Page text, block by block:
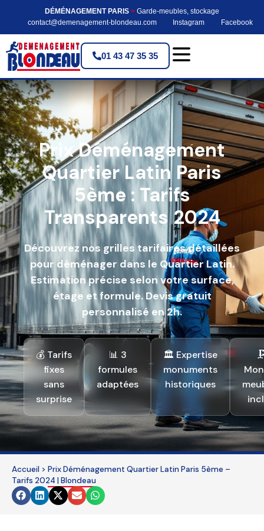
DÉMÉNAGEMENT PARIS > Garde-meubles, stockage
contact@demenagement-blondeau.com
Instagram Facebook
01 43 47 35 35
Prix Déménagement
Quartier Latin Paris
5ème : Tarifs
Transparents 2024
Découvrez nos grilles tarifaires détaillées
pour déménager dans le Quartier Latin.
Estimation précise selon votre surface,
étage et formule. Devis gratuit
personnalisé en 2h.
💰 Tarifs
fixes
sans
surprise
📊 3
formules
adaptées
🏛️ Expertise
monuments
historiques
Accueil > Prix Déménagement Quartier Latin Paris 5ème –
Tarifs 2024 | Blondeau